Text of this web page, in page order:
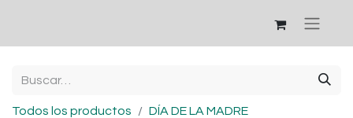
Todos los productos
DÍA DE LA MADRE